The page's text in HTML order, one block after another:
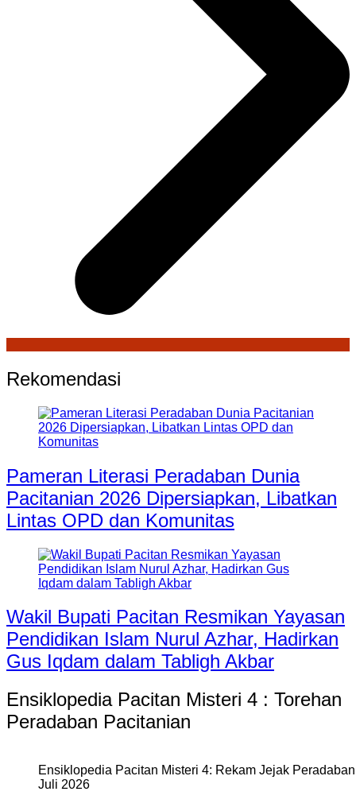
Rekomendasi
Pameran Literasi Peradaban Dunia
Pacitanian 2026 Dipersiapkan, Libatkan
Lintas OPD dan Komunitas
Wakil Bupati Pacitan Resmikan Yayasan
Pendidikan Islam Nurul Azhar, Hadirkan
Gus Iqdam dalam Tabligh Akbar
Ensiklopedia Pacitan Misteri 4 : Torehan
Peradaban Pacitanian
Ensiklopedia Pacitan Misteri 4: Rekam Jejak
Juli 2026